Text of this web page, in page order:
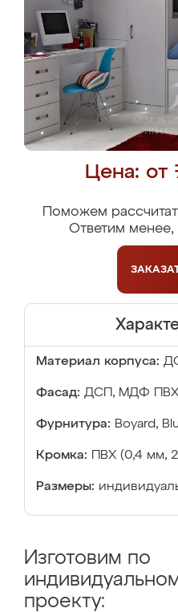
Цена: от
Поможем
Ответим менее,
Материал корпуса:
Фасад: ДСП, МДФ
Фурнитура: Boyard,
Кромка: ПВХ (0,4 мм,
Размеры:
Изготовим по
проекту: